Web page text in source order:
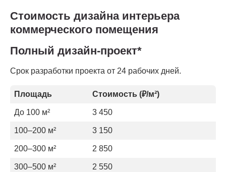
Стоимость дизайна интерьера
коммерческого помещения
Полный дизайн-проект*
Срок разработки проекта от 24 рабочих дней.
Площадь Стоимость (₽/м²)
До 100 м² 3 450
100–200 м² 3 150
200–300 м² 2 850
300–500 м² 2 550